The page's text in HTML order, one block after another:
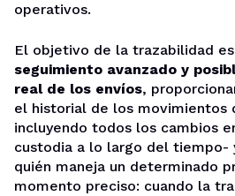
operativos.
El objetivo de la trazabilidad
seguimiento avanzado y
real de los envíos,
el historial de los movimientos
incluyendo todos los cambios
custodia a lo largo del tiempo-
quién maneja un determinado
momento preciso: cuando la